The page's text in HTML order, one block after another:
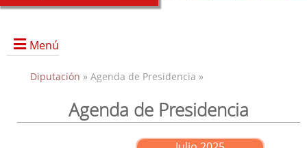
Menú
Presidencia
Diputación » Agenda de Presidencia »
Agenda de Presidencia